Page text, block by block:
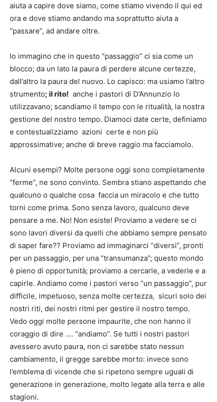
aiuta a capire dove siamo, come stiamo vivendo il qui ed
ora e dove stiamo andando ma soprattutto aiuta a
“passare”, ad andare oltre.
Io immagino che in questo “passaggio” ci sia come un
blocco; da un lato la paura di perdere alcune certezze,
dall’altro la paura del nuovo. Lo capisco: ma usiamo l’altro
strumento; il rito! anche i pastori di D’Annunzio lo
utilizzavano; scandiamo il tempo con le ritualità, la nostra
gestione del nostro tempo. Diamoci date certe, definiamo
e contestualizziamo azioni certe e non più
approssimative; anche di breve raggio ma facciamolo.
Alcuni esempi? Molte persone oggi sono completamente
“ferme”, ne sono convinto. Sembra stiano aspettando che
qualcuno o qualche cosa faccia un miracolo e che tutto
torni come prima. Sono senza lavoro, qualcuno deve
pensare a me. No! Non esiste! Proviamo a vedere se ci
sono lavori diversi da quelli che abbiamo sempre pensato
di saper fare?? Proviamo ad immaginarci “diversi”, pronti
per un passaggio, per una “transumanza”; questo mondo
è pieno di opportunità; proviamo a cercarle, a vederle e a
capirle. Andiamo come i pastori verso “un passaggio”, pur
difficile, impetuoso, senza molte certezza, sicuri solo dei
nostri riti, dei nostri ritmi per gestire il nostro tempo.
Vedo oggi molte persone impaurite, che non hanno il
coraggio di dire …. “andiamo”. Se tutti i nostri pastori
avessero avuto paura, non ci sarebbe stato nessun
cambiamento, il gregge sarebbe morto: invece sono
l’emblema di vicende che si ripetono sempre uguali di
generazione in generazione, molto legate alla terra e alle
stagioni.